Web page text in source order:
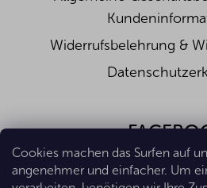
Cookies machen das Surfen auf
angenehmer und einfacher. Um
Widerrufsbelehrung &